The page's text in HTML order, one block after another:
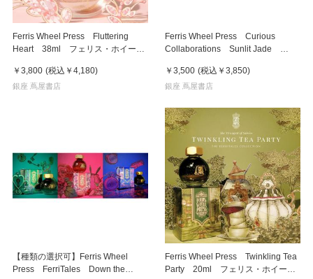
Ferris Wheel Press Fluttering
Heart 38ml フェリス・ホイー
￥3,800 (税込 ￥4,180)
銀座 蔦屋書店
Ferris Wheel Press Curious
Collaborations Sunlit Jade
ス 万年筆インク
￥3,500 (税込 ￥3,850)
銀座 蔦屋書店
【種類の選択可】Ferris Wheel
Press FerriTales Down the
Ferris Wheel Press Twinkling Tea
Party 20ml フェリス・ホイー